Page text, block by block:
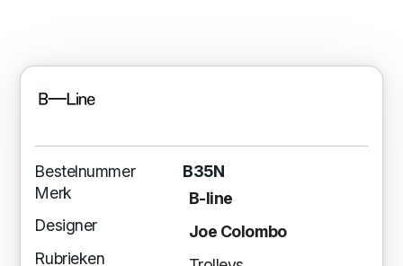
Bestelnummer
B35N
Merk
B-line
Designer
Joe Colombo
Rubrieken